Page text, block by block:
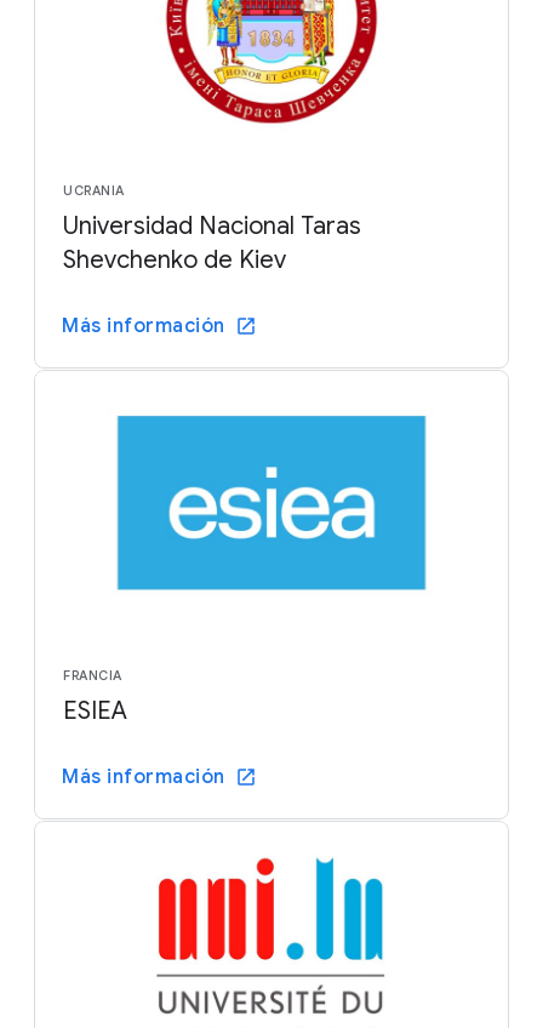
UCRANIA
Universidad Nacional Taras
Shevchenko de Kiev
Más información
FRANCIA
ESIEA
Más información